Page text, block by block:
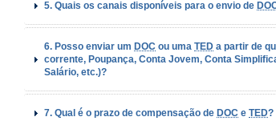
5. Quais os canais disponíveis para o envio de
6. Posso enviar um DOC ou uma TED a partir de
corrente, Poupança, Conta Jovem, Conta
Salário, etc.)?
7. Qual é o prazo de compensação de DOC e TED?